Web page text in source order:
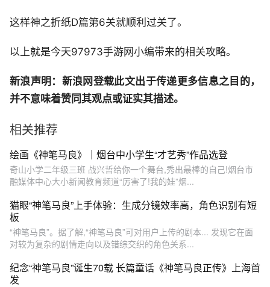
这样神之折纸D篇第6关就顺利过关了。
以上就是今天97973手游网小编带来的相关攻略。
新浪声明：新浪网登载此文出于传递更多信息之目的，
并不意味着赞同其观点或证实其描述。
相关推荐
绘画《神笔马良》｜烟台中小学生“才艺秀”作品选登
奇山小学二年级三班 战兴哲给你一个舞台,秀出最棒的自己!烟台市
融媒体中心大小新闻教育频道“厉害了!我的娃”烟...
猫眼“神笔马良”上手体验：生成分镜效率高，角色识别有短
板
“神笔马良”。据了解,“神笔马良”可对用户上传的剧本... 发现它在面
对较为复杂的剧情走向以及错综交织的角色关系...
纪念“神笔马良”诞生70载 长篇童话《神笔马良正传》上海首
发